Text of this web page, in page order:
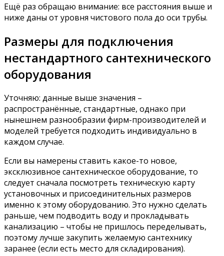
Ещё раз обращаю внимание: все расстояния выше и
ниже даны от уровня чистового пола до оси трубы.
Размеры для подключения
нестандартного сантехнического
оборудования
Уточняю: данные выше значения –
распространённые, стандартные, однако при
нынешнем разнообразии фирм-производителей и
моделей требуется подходить индивидуально в
каждом случае.
Если вы намерены ставить какое-то новое,
эксклюзивное сантехническое оборудование, то
следует сначала посмотреть техническую карту
установочных и присоединительных размеров
именно к этому оборудованию. Это нужно сделать
раньше, чем подводить воду и прокладывать
канализацию – чтобы не пришлось переделывать,
поэтому лучше закупить желаемую сантехнику
заранее (если есть место для складирования).